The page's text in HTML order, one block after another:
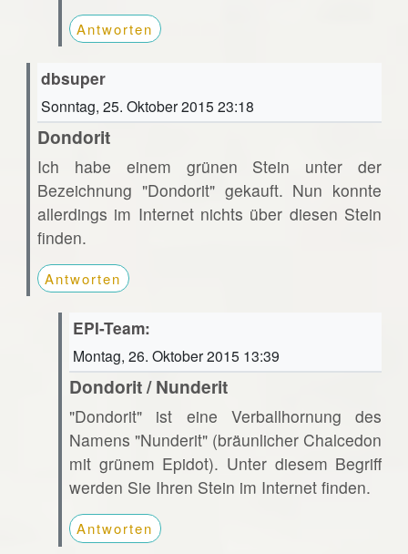
Antworten
dbsuper
Sonntag, 25. Oktober 2015 23:18
Dondorit
Ich habe einem grünen Stein unter der
Bezeichnung "Dondorit" gekauft. Nun konnte
allerdings im Internet nichts über diesen Stein
finden.
Antworten
EPI-Team:
Montag, 26. Oktober 2015 13:39
Dondorit / Nunderit
"Dondorit" ist eine Verballhornung des
Namens "Nunderit" (bräunlicher Chalcedon
mit grünem Epidot). Unter diesem Begriff
werden Sie Ihren Stein im Internet finden.
Antworten